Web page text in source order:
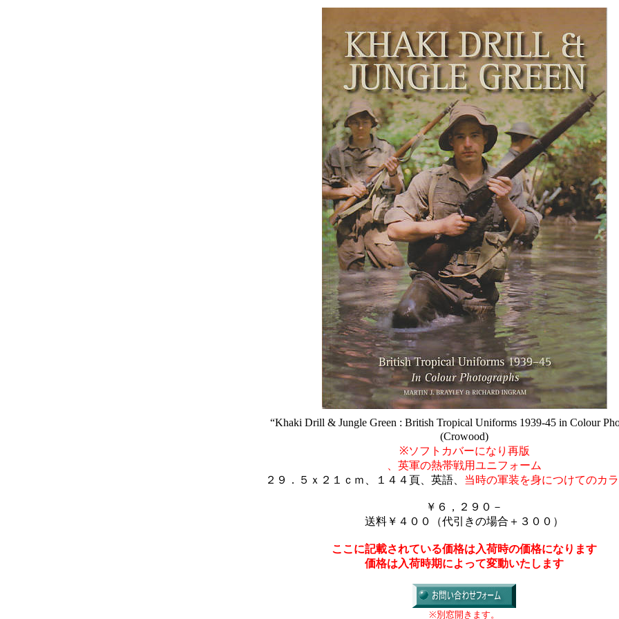
“Khaki Drill & Jungle Green : British Tropical Uniforms 1939-45 in Colour
(Crowood)
※ソフトカバーになり再版
、英軍の熱帯戦用ユニフォーム
２９．５ｘ２１ｃｍ、１４４頁、英語、 当時の軍装を身につけてのカ
￥６，２９０－
送料￥４００（代引きの場合＋３００）
ここに記載されている価格は入荷時の価格になります
価格は入荷時期によって変動いたします
※別窓開きます。